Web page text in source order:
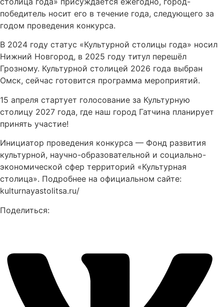
победитель носит его в течение года, следующего за
годом проведения конкурса.
В 2024 году статус «Культурной столицы года» носил
Нижний Новгород, в 2025 году титул перешёл
Грозному. Культурной столицей 2026 года выбран
Омск, сейчас готовится программа мероприятий.
15 апреля стартует голосование за Культурную
столицу 2027 года, где наш город Гатчина планирует
принять участие!
Инициатор проведения конкурса — Фонд развития
культурной, научно-образовательной и социально-
экономической сфер территорий «Культурная
столица». Подробнее на официальном сайте:
kulturnayastolitsa.ru/
Поделиться: